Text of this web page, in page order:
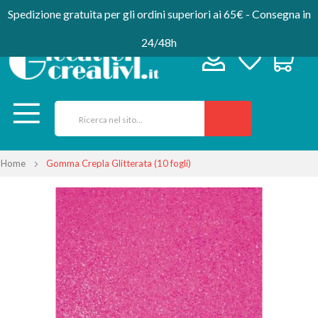
Spedizione gratuita per gli ordini superiori ai 65€ - Consegna in
24/48h
Home Gomma Crepla Glitterata (10 fogli)